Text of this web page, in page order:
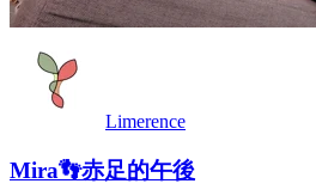
Limerence
Mira👣赤足的午後